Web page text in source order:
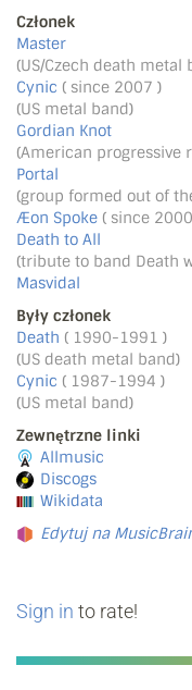
Członek
Master
(US/Czech death
Cynic ( since 2007 )
(US metal band)
Gordian Knot
(American progressive
Portal
(group formed out of
Æon Spoke ( since
Death to All
(tribute to band Death
Masvidal
Były członek
Death ( 1990-1991 )
(US death metal band)
Cynic ( 1987-1994 )
(US metal band)
Zewnętrzne linki
Allmusic
Discogs
Wikidata
Edytuj na
Sign in to rate!